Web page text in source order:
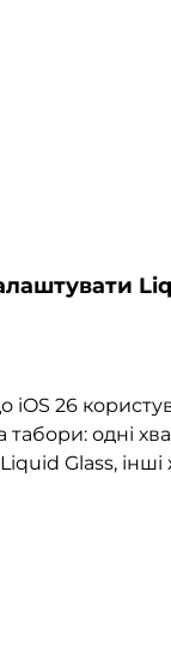
iOS 26
табори: одні
Glass, інші